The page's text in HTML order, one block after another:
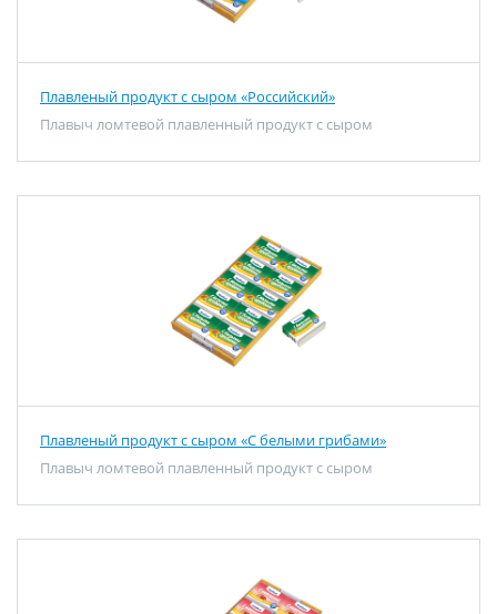
Плавленый продукт с сыром «Российский»
Плавыч ломтевой плавленный продукт с сыром
Плавленый продукт с сыром «C белыми грибами»
Плавыч ломтевой плавленный продукт с сыром